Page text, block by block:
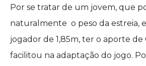
Por se tratar de um jovem, que
naturalmente o peso da estreia,
jogador de 1,85m, ter o aporte de
facilitou na adaptação do jogo.